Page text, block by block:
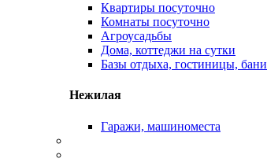
Квартиры посуточно
Комнаты посуточно
Агроусадьбы
Дома, коттеджи на сутки
Базы отдыха, гостиницы, бани
Нежилая
Гаражи, машиноместа